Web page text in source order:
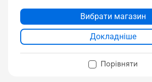
Вибрати магазин
Докладніше
Порівняти